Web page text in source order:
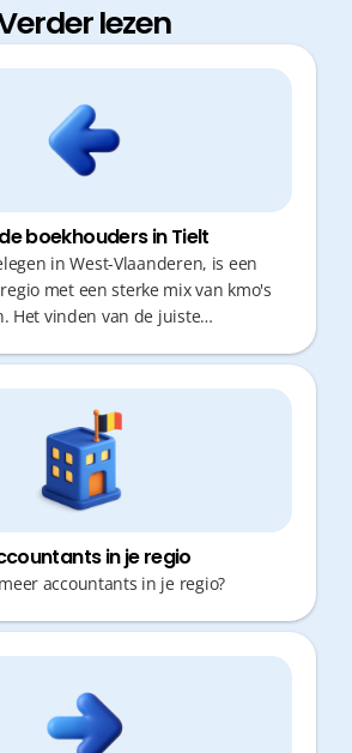
lezen
boekhouders in Tielt
in West-Vlaanderen, is een
met een sterke mix van kmo's
Het vinden van de juiste
verliezen aan administratie of
bereikbaarheid en
maken vandaag het verschil
bedrijfsvoering.
in je regio
accountants in je regio?